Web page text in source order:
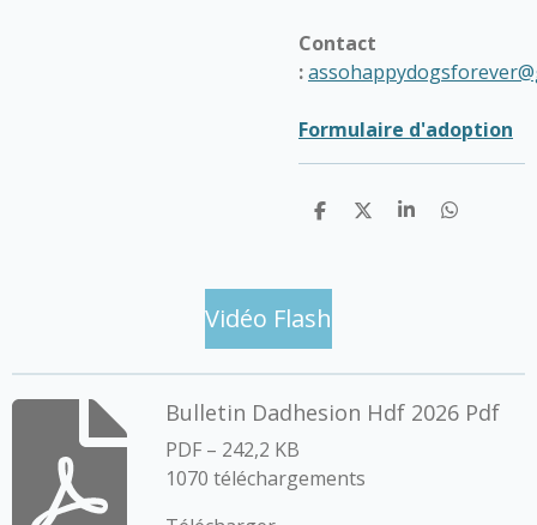
Contact
:
Formulaire d'adoption
P
a
g
e
r
P
P
P
Vidéo Flash
Bulletin Dadhesion Hdf 2026 Pdf
PDF – 242,2 KB
1070 téléchargements